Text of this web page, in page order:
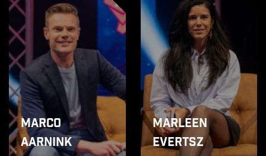
Marco
Aarnink
Marleen
Evertsz